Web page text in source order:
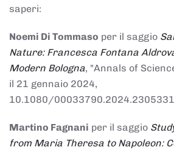
saperi:
Noemi Di Tommaso per il saggio
Nature: Francesca Fontana
Modern Bologna, "Annals of
il 21 gennaio 2024,
10.1080/00033790.2024.2305331
Martino Fagnani per il saggio
from Maria Theresa to Napoleon: